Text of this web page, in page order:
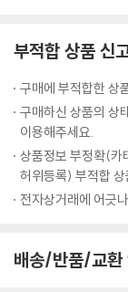
나는 꿈을 위해 노력
마음으로 먼저 이룬다
나는 일의 우선순위
지금이 가장 빠른 때다
좀 서툴어도 괜찮다
깊은 성취감을 느낀다
나는 결단력이 있다
좋은 경험이었다
내 인생은 조화롭다
부적합 상품 신
구매에 부적합한 상
구매하신 상품의 상
이용해주세요.
상품정보 부정확(
허위등록) 부적합
전자상거래에 어긋
배송/반품/교환